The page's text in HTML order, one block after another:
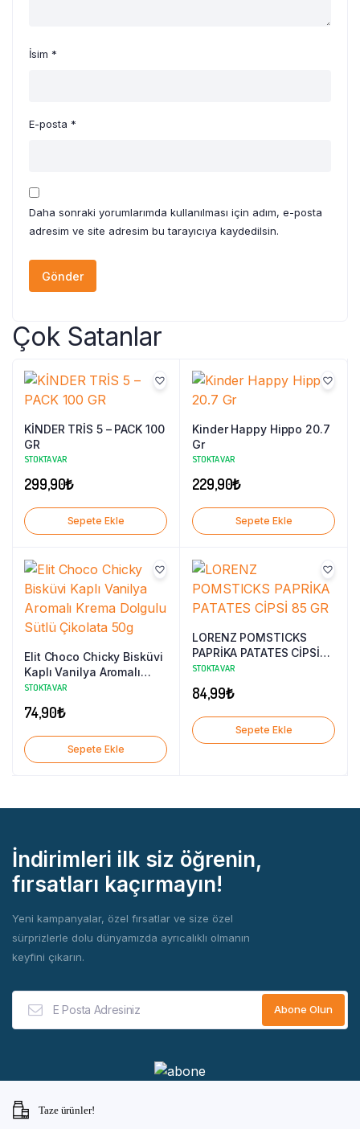
İsim *
E-posta *
Daha sonraki yorumlarımda kullanılması için adım, e-posta
adresim ve site adresim bu tarayıcıya kaydedilsin.
Çok Satanlar
KİNDER TRİS 5 – PACK 100
GR
STOKTA VAR
299,90₺
Sepete Ekle
Kinder Happy Hippo 20.7
Gr
STOKTA VAR
229,90₺
Sepete Ekle
Elit Choco Chicky Bisküvi
Kaplı Vanilya Aromalı
Krema Dolgulu Sütlü
STOKTA VAR
74,90₺
Sepete Ekle
LORENZ POMSTICKS
PAPRİKA PATATES CİPSİ
85 GR
STOKTA VAR
84,99₺
Sepete Ekle
İndirimleri ilk siz öğrenin,
fırsatları kaçırmayın!
Yeni kampanyalar, özel fırsatlar ve size özel
sürprizlerle dolu dünyamızda ayrıcalıklı olmanın
keyfini çıkarın.
Taze ürünler!